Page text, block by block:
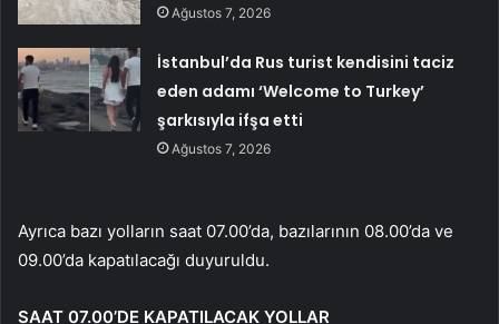
Ağustos 7, 2026
İstanbul’da Rus turist kendisini taciz
eden adamı ‘Welcome to Turkey’
şarkısıyla ifşa etti
Ağustos 7, 2026
Ayrıca bazı yolların saat 07.00’da, bazılarının 08.00’da ve
09.00’da kapatılacağı duyuruldu.
SAAT 07.00’DE KAPATILACAK YOLLAR